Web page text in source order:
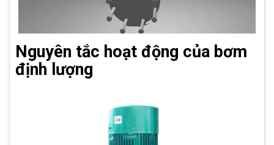
Nguyên tắc hoạt động của bơm
định lượng